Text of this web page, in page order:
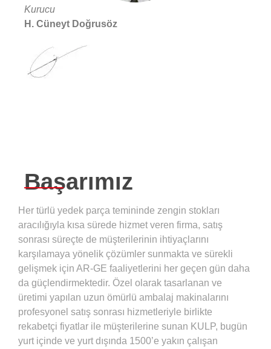
Kurucu
H. Cüneyt Doğrusöz
Başarımız
Her türlü yedek parça temininde zengin stokları
aracılığıyla kısa sürede hizmet veren firma, satış
sonrası süreçte de müşterilerinin ihtiyaçlarını
karşılamaya yönelik çözümler sunmakta ve sürekli
gelişmek için AR-GE faaliyetlerini her geçen gün daha
da güçlendirmektedir. Özel olarak tasarlanan ve
üretimi yapılan uzun ömürlü ambalaj makinalarını
profesyonel satış sonrası hizmetleriyle birlikte
rekabetçi fiyatlar ile müşterilerine sunan KULP, bugün
yurt içinde ve yurt dışında 1500’e yakın çalışan